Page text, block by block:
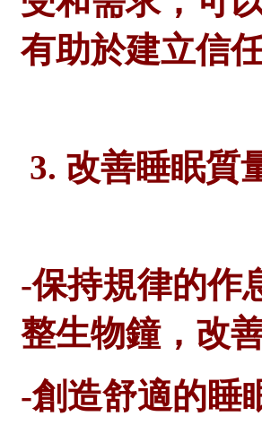
有助於建立信
3. 改善睡眠質
-保持規律的作
整生物鐘，改
-創造舒適的睡